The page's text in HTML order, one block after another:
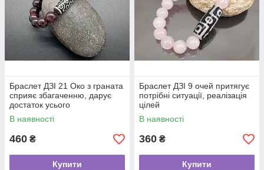
Браслет ДЗІ 21 Око з граната
сприяє збагаченню, дарує
достаток усього
В наявності
460 ₴
Купити
Браслет ДЗІ 9 очей притягує
потрібні ситуації, реалізація
цілей
В наявності
360 ₴
Купити